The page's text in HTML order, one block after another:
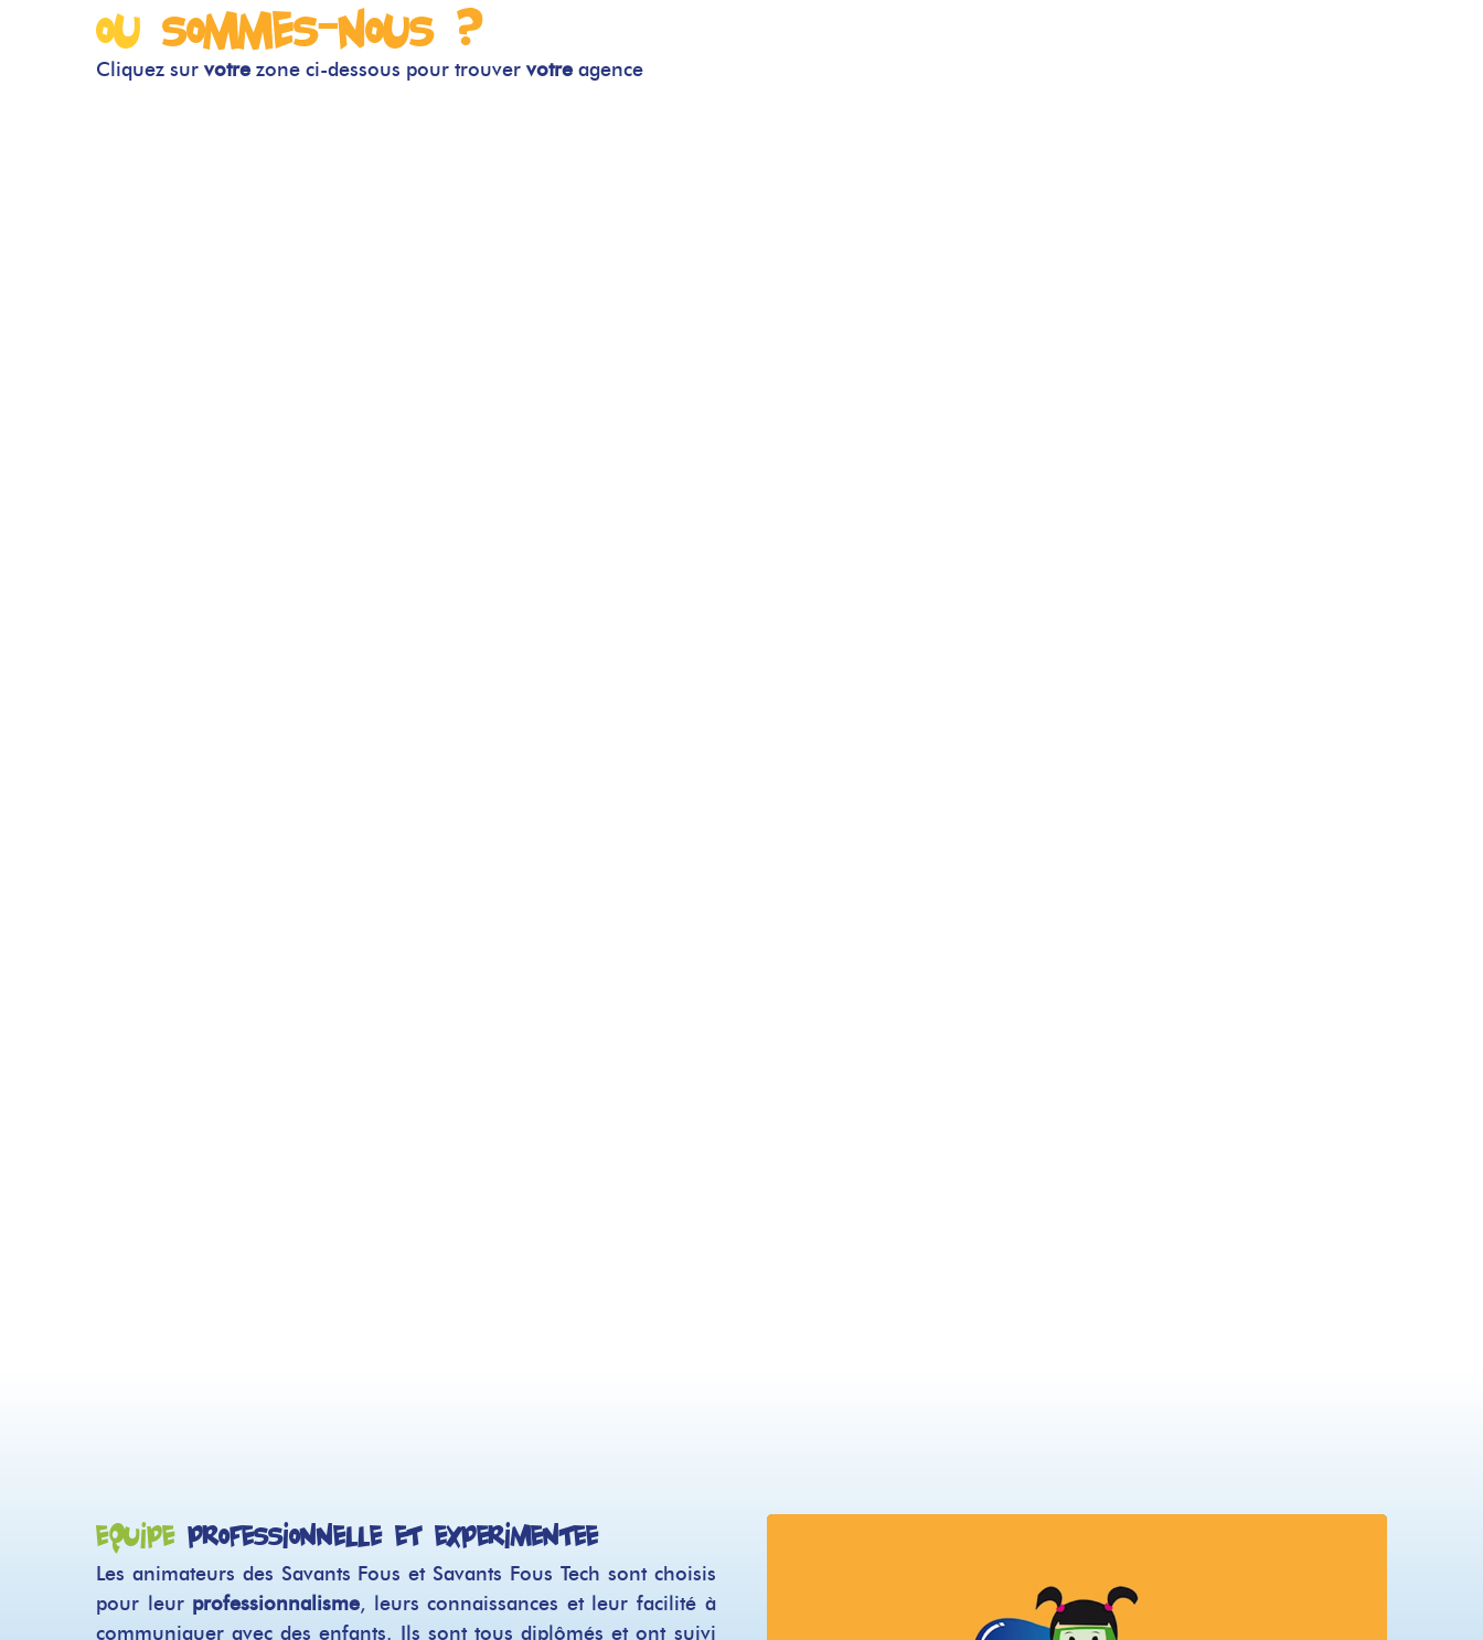
Ou sommes-nous ?
Cliquez survotre zone ci-dessous pour trouvervotre agence
équipeprofessionnelle et expérimentée
Les animateurs des Savants Fous et Savants Fous Tech sont choisis
pour leur professionnalisme, leurs connaissances et leur facilité à
communiquer avec des enfants. Ils sont tous diplômés et ont suivi